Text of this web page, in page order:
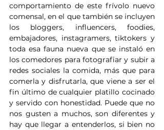
comportamiento de este frívolo nuevo
comensal, en el que también se incluyen
los bloggers, influencers, foodies,
embajadores, instagramers, tiktokers y
toda esa fauna nueva que se instaló en
los comedores para fotografiar y subir a
redes sociales la comida, más que para
comerla y disfrutarla, que viene a ser el
fin último de cualquier platillo cocinado
y servido con honestidad. Puede que no
nos gusten a muchos, son diferentes y
hay que llegar a entenderlos, si bien no